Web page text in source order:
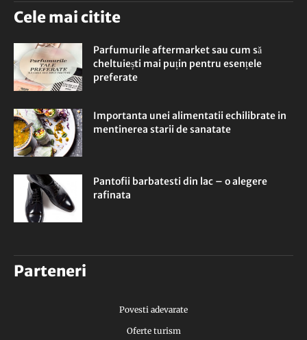
Cele mai citite
Parfumurile aftermarket sau cum să
cheltuiești mai puțin pentru esențele
preferate
Importanta unei alimentatii echilibrate in
mentinerea starii de sanatate
Pantofii barbatesti din lac – o alegere
rafinata
Parteneri
Povesti adevarate
Oferte turism